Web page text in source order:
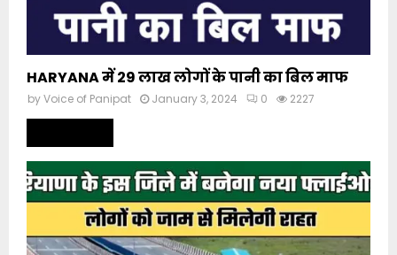
HARYANA में 29 लाख लोगों के पानी का बिल माफ
byVoice of Panipat January 3, 2024 0 2227